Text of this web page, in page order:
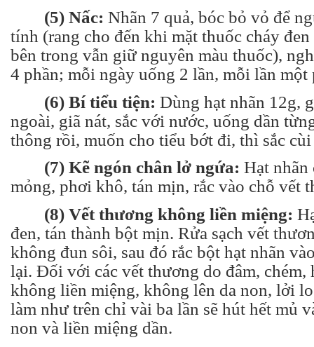
(5) Nấc: Nhãn 7 quả, bóc bỏ vỏ để
tính (rang cho đến khi mặt thuốc cháy
bên trong vẫn giữ nguyên màu thuốc),
4 phần; mỗi ngày uống 2 lần, mỗi lần một
(6) Bí tiểu tiện: Dùng hạt nhãn 12g,
ngoài, giã nát, sắc với nước, uống dần
thông rồi, muốn cho tiểu bớt đi, thì sắc
(7) Kẽ ngón chân lở ngứa: Hạt nhãn
mỏng, phơi khô, tán mịn, rắc vào chỗ vết
(8) Vết thương không liền miệng:
đen, tán thành bột mịn. Rửa sạch vết
không đun sôi, sau đó rắc bột hạt nhãn
lại. Đối với các vết thương do đâm, chém,
không liền miệng, không lên da non, lởi
làm như trên chỉ vài ba lần sẽ hút hết mủ
non và liền miệng dần.